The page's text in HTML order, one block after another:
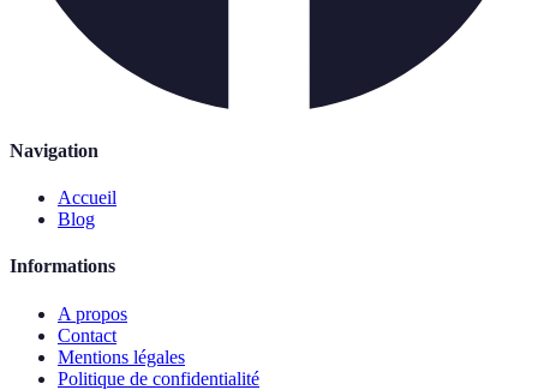
Navigation
Accueil
Blog
Informations
A propos
Contact
Mentions légales
Politique de confidentialité